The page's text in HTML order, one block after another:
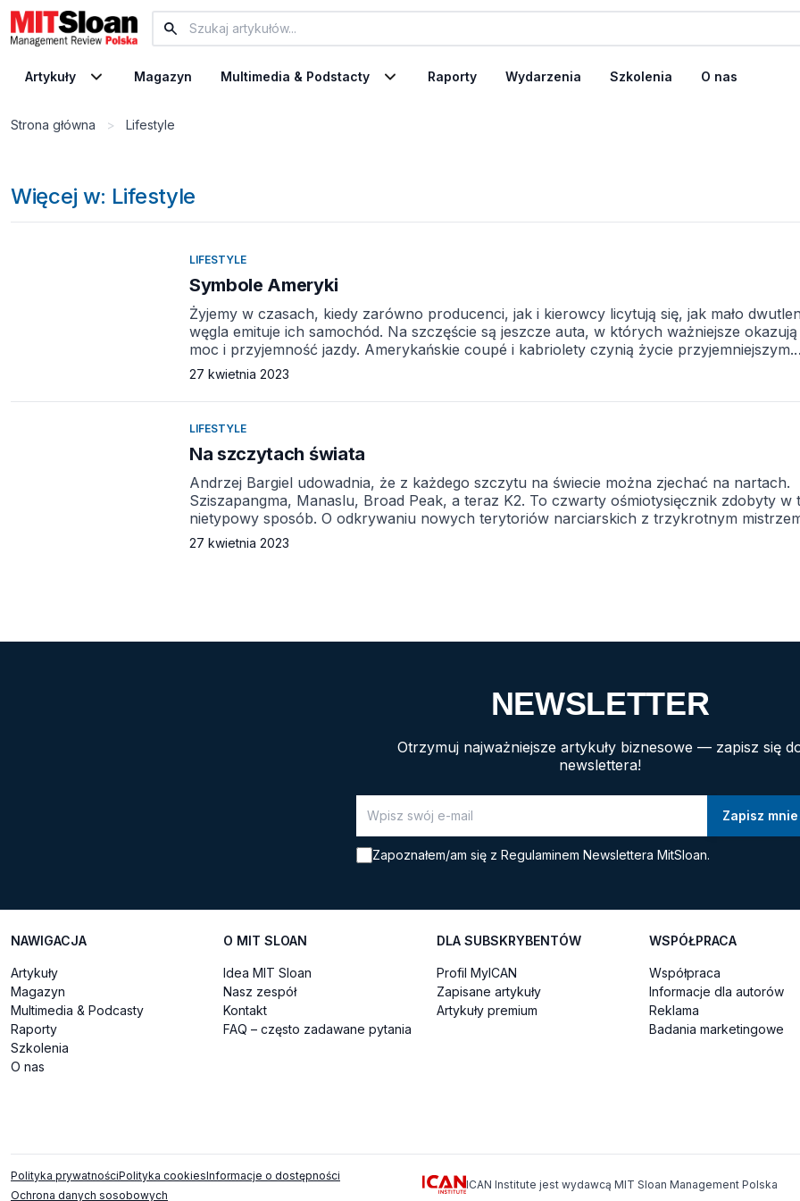
Artykuły Magazyn Multimedia & Podstacty Raporty Wydarzenia Szkolenia O nas
Strona główna > Lifestyle
Więcej w: Lifestyle
LIFESTYLE
Symbole Ameryki
Żyjemy w czasach, kiedy zarówno producenci, jak i kierowcy licytują się, jak mało
węgla emituje ich samochód. Na szczęście są jeszcze auta, w których ważniejsze okazują
moc i przyjemność jazdy. Amerykańskie coupé i kabriolety czynią życie przyjemniejszym.
Kiedy obserwuję, jak wylicza się w gramach ilość dwutlenku węgla wydobywającego się z
kataklizmem, […]
27 kwietnia 2023
LIFESTYLE
Na szczytach świata
Andrzej Bargiel udowadnia, że z każdego szczytu na świecie można zjechać na nartach.
Sziszapangma, Manaslu, Broad Peak, a teraz K2. To czwarty ośmiotysięcznik zdobyty w
nietypowy sposób. O odkrywaniu nowych terytoriów narciarskich z trzykrotnym
Polski w skialpinizmie rozmawiała Joanna SochaIndeks górny 11. Jak zacząłeś swoją
27 kwietnia 2023
NEWSLETTER
Otrzymuj najważniejsze artykuły biznesowe — zapisz się
newslettera!
Zapoznałem/am się z Regulaminem Newslettera MitSloan.
NAWIGACJA
Artykuły
Magazyn
Multimedia & Podcasty
Raporty
Szkolenia
O nas
O MIT SLOAN
Idea MIT Sloan
Nasz zespół
Kontakt
FAQ – często zadawane pytania
DLA SUBSKRYBENTÓW
Profil MyICAN
Zapisane artykuły
Artykuły premium
WSPÓŁPRACA
Współpraca
Informacje dla autorów
Reklama
Badania marketingowe
Polityka prywatnościPolityka cookiesInformacje o dostępności
Ochrona danych sosobowych
ICAN Institute jest wydawcą MIT Sloan Management Polska